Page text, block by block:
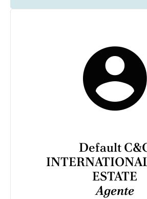
Default
ESTATE
Agente